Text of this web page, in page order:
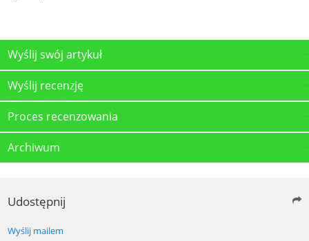
Wyślij swój artykuł
Wyślij recenzję
Proces recenzowania
Archiwum
Udostępnij
Wyślij mailem